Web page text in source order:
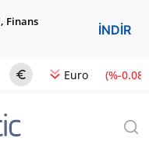
Finans
İNDİR
Euro (%-0.08)